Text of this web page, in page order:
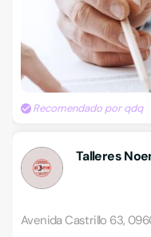
Recomendado por qdq
Talleres
Avenida Castrillo 63,